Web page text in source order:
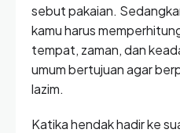
sebut pakaian.
kamu harus
tempat, zaman, dan
umum bertujuan agar
lazim.
Katika hendak hadir ke